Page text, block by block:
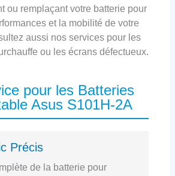
ou remplaçant votre batterie pour
et la mobilité de votre
aussi nos services pour les
ou les écrans défectueux.
pour les Batteries
Asus S101H-2A
Précis
de la batterie pour